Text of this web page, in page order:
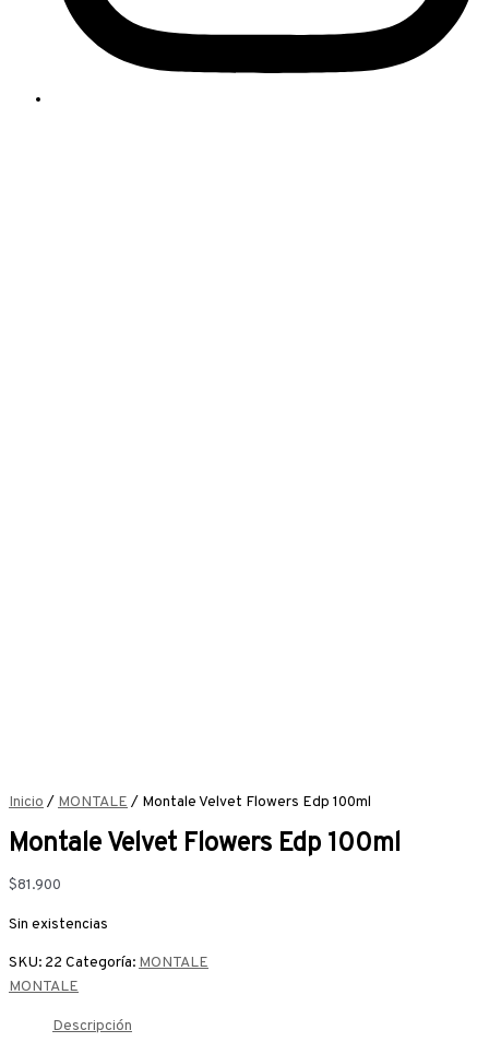
Inicio / MONTALE / Montale Velvet Flowers Edp 100ml
Montale Velvet Flowers Edp 100ml
$81.900
Sin existencias
SKU: 22 Categoría:MONTALE
MONTALE
Descripción